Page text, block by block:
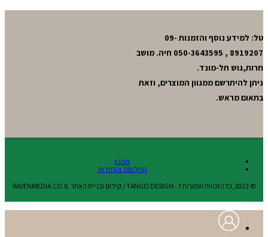
טל: למידע נוסף והזמנות 09-
8919207 , 050-3643595 חיה. מושב
חרות,גוש תל-מונד.
ניתן להיתרשם ממגוון המוצרים, וזאת
בתאום מראש.
תקנון
החלפות והחזרות
© 2023,כל הזכויות שמורות ל - TANGO DESIGN / קידום ובניית האתר RAVENMEDIA.CO.IL